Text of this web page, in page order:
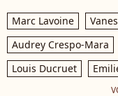
Marc Lavoine
Audrey Crespo-Mara
Louis Ducruet